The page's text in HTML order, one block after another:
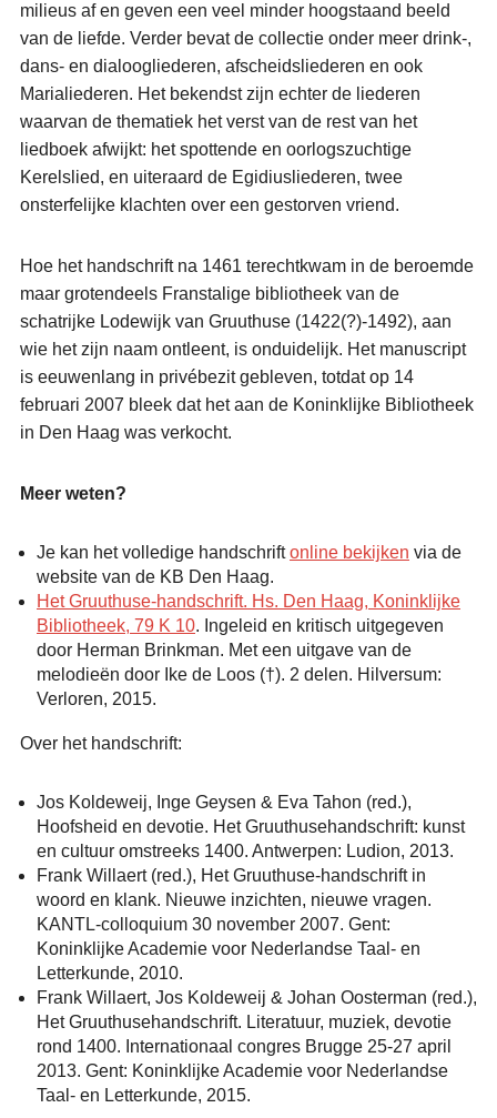
milieus af en geven een veel minder hoogstaand beeld
van de liefde. Verder bevat de collectie onder meer drink-,
dans- en dialoogliederen, afscheidsliederen en ook
Marialiederen. Het bekendst zijn echter de liederen
waarvan de thematiek het verst van de rest van het
liedboek afwijkt: het spottende en oorlogszuchtige
Kerelslied, en uiteraard de Egidiusliederen, twee
onsterfelijke klachten over een gestorven vriend.
Hoe het handschrift na 1461 terechtkwam in de beroemde
maar grotendeels Franstalige bibliotheek van de
schatrijke Lodewijk van Gruuthuse (1422(?)-1492), aan
wie het zijn naam ontleent, is onduidelijk. Het manuscript
is eeuwenlang in privébezit gebleven, totdat op 14
februari 2007 bleek dat het aan de Koninklijke Bibliotheek
in Den Haag was verkocht.
Meer weten?
Je kan het volledige handschriftonline bekijken via de
website van de KB Den Haag.
Het Gruuthuse-handschrift. Hs. Den Haag, Koninklijke
Bibliotheek, 79 K 10. Ingeleid en kritisch uitgegeven
door Herman Brinkman. Met een uitgave van de
melodieën door Ike de Loos (†). 2 delen. Hilversum:
Verloren, 2015.
Over het handschrift:
Jos Koldeweij, Inge Geysen & Eva Tahon (red.),
Hoofsheid en devotie. Het Gruuthusehandschrift: kunst
en cultuur omstreeks 1400. Antwerpen: Ludion, 2013.
Frank Willaert (red.), Het Gruuthuse-handschrift in
woord en klank. Nieuwe inzichten, nieuwe vragen.
KANTL-colloquium 30 november 2007. Gent:
Koninklijke Academie voor Nederlandse Taal- en
Letterkunde, 2010.
Frank Willaert, Jos Koldeweij & Johan Oosterman (red.),
Het Gruuthusehandschrift. Literatuur, muziek, devotie
rond 1400. Internationaal congres Brugge 25-27 april
2013. Gent: Koninklijke Academie voor Nederlandse
Taal- en Letterkunde, 2015.